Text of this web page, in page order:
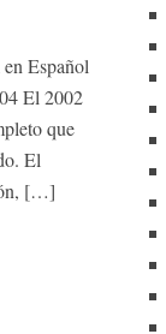
Español
El 2002
que
El
[…]